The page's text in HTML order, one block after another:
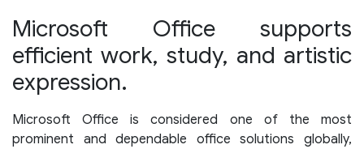
Microsoft Office supports
efficient work, study, and artistic
expression.
Microsoft Office is considered one of the most
prominent and dependable office solutions globally,